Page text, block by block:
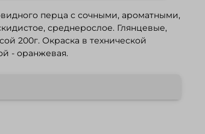
перца с сочными, ароматными,
среднерослое. Глянцевые,
200г. Окраска в технической
- оранжевая.